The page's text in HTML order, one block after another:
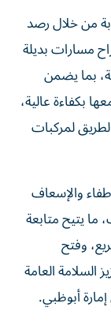
من خلال رصد
مسارات بديلة
بما يضمن
بكفاءة عالية،
لمركبات
والإسعاف
ما يتيح متابعة
وفتح
العامة
أبوظبي.